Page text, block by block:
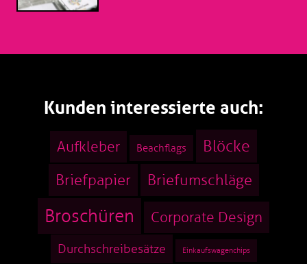
Kunden interessierte auch:
Aufkleber Beachflags Blöcke
Briefpapier Briefumschläge
Broschüren Corporate Design
Durchschreibesätze Einkaufswagenchips